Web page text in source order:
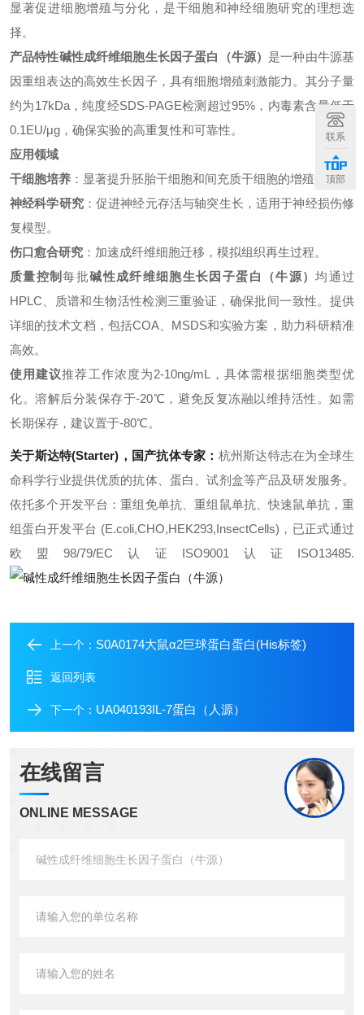
显著促进细胞增殖与分化，是干细胞和神经细胞研究的理想选
择。
产品特性碱性成纤维细胞生长因子蛋白（牛源） 是一种由牛源基
因重组表达的高效生长因子，具有细胞增殖刺激能力。其分子量
约为17kDa，纯度经SDS-PAGE检测超过95%，内毒素含量低于
0.1EU/μg，确保实验的高重复性和可靠性。
应用领域
干细胞培养 ：显著提升胚胎干细胞和间充质干细胞的增殖效率。
神经科学研究：促进神经元存活与轴突生长，适用于神经损伤修
复模型。
伤口愈合研究 ：加速成纤维细胞迁移，模拟组织再生过程。
质量控制每批碱性成纤维细胞生长因子蛋白（牛源）均通过
HPLC、质谱和生物活性检测三重验证，确保批间一致性。提供
详细的技术文档，包括COA、MSDS和实验方案，助力科研精准
高效。
使用建议推荐工作浓度为2-10ng/mL，具体需根据细胞类型优
化。溶解后分装保存于-20℃，避免反复冻融以维持活性。如需
长期保存，建议置于-80℃。
关于斯达特(Starter)，国产抗体专家： 杭州斯达特志在为全球生
命科学行业提供优质的抗体、蛋白、试剂盒等产品及研发服务。
依托多个开发平台：重组免单抗、重组鼠单抗、快速鼠单抗，重
组蛋白开发平台 (E.coli,CHO,HEK293,InsectCells)，已正式通过
欧盟98/79/EC认证ISO9001认证ISO13485.
上一个： S0A0174大鼠α2巨球蛋白蛋白(His标签)
返回列表
下一个： UA040193IL-7蛋白（人源）
在线留言
ONLINE MESSAGE
联系
顶部